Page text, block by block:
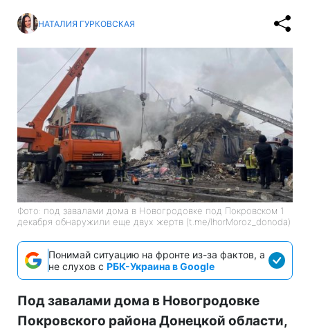
НАТАЛИЯ ГУРКОВСКАЯ
Фото: под завалами дома в Новогродовке под Покровском 1
декабря обнаружили еще двух жертв (t.me/IhorMoroz_donoda)
Понимай ситуацию на фронте из-за фактов, а
не слухов с РБК-Украина в Google
Под завалами дома в Новогродовке
Покровского района Донецкой области,